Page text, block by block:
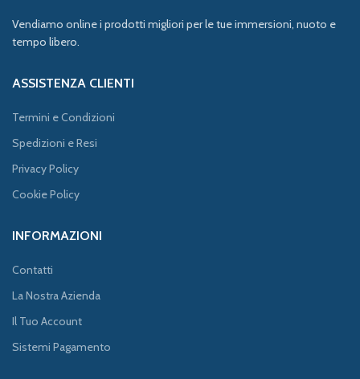
Vendiamo online i prodotti migliori per le tue immersioni, nuoto e
tempo libero.
ASSISTENZA CLIENTI
Termini e Condizioni
Spedizioni e Resi
Privacy Policy
Cookie Policy
INFORMAZIONI
Contatti
La Nostra Azienda
Il Tuo Account
Sistemi Pagamento